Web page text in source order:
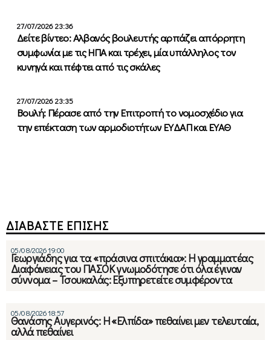
27/07/2026 23:36
Δείτε βίντεο: Αλβανός βουλευτής αρπάζει απόρρητη
συμφωνία με τις ΗΠΑ και τρέχει, μία υπάλληλος τον
κυνηγά και πέφτει από τις σκάλες
27/07/2026 23:35
Βουλή: Πέρασε από την Επιτροπή το νομοσχέδιο για
την επέκταση των αρμοδιοτήτων ΕΥΔΑΠ και ΕΥΑΘ
ΔΙΑΒΑΣΤΕ ΕΠΙΣΗΣ
05/08/2026 19:00
Γεωργιάδης για τα «πράσινα σπιτάκια»: Η γραμματέας
Διαφάνειας του ΠΑΣΟΚ γνωμοδότησε ότι όλα έγιναν
σύννομα – Τσουκαλάς: Εξυπηρετείτε συμφέροντα
05/08/2026 18:57
Θανάσης Αυγερινός: Η «Ελπίδα» πεθαίνει μεν τελευταία,
αλλά πεθαίνει